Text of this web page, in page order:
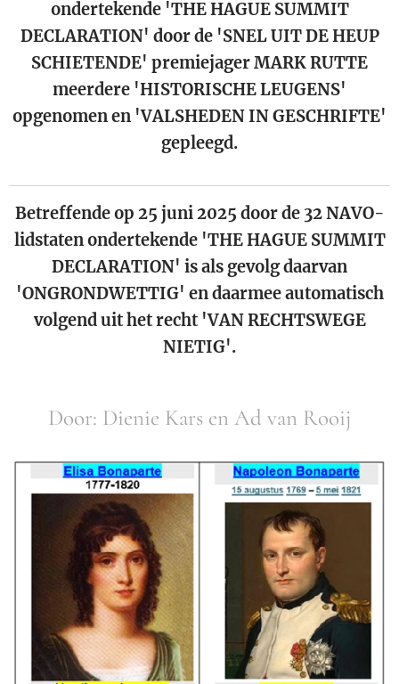
ondertekende 'THE HAGUE SUMMIT
DECLARATION' door de 'SNEL UIT DE HEUP
SCHIETENDE' premiejager MARK RUTTE
meerdere 'HISTORISCHE LEUGENS'
opgenomen en 'VALSHEDEN IN GESCHRIFTE'
gepleegd.
Betreffende op 25 juni 2025 door de 32 NAVO-
lidstaten ondertekende 'THE HAGUE SUMMIT
DECLARATION' is als gevolg daarvan
'ONGRONDWETTIG' en daarmee automatisch
volgend uit het recht 'VAN RECHTSWEGE
NIETIG'.
Door: Dienie Kars en Ad van Rooij